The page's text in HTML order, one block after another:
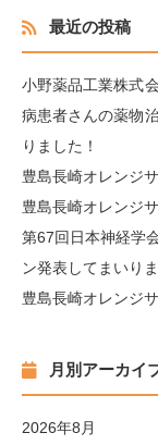
最近の投稿
小野薬品工業株式
病患者さんの薬物
りました！
豊島長崎オレンジ
豊島長崎オレンジ
第67回日本神経学
ン発表してまいり
豊島長崎オレンジ
月別アーカイ
2026年8月